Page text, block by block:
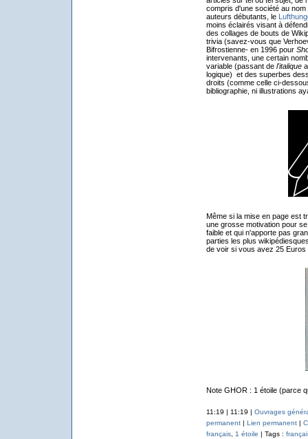
compris d'une société au
auteurs débutants, le
moins éclairés visant à
des collages de bouts de
trivia (savez-vous que
Bifrostienne- en 1996 pour
intervenants, une certain
variable (passant de l'italique
logique) et des superbes
droits (comme celle ci-
bibliographie, ni illustrations
Même si la mise en page est
une grosse motivation pour
faible et qui n'apporte pas
parties les plus
de voir si vous avez 25
Note GHOR : 1 étoile (parce
11:19 | 11:19 | Ouvrages
permanent| Lien permanent|
français, 1 étoile | Tags :